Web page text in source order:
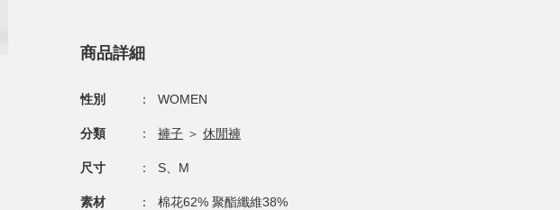
商品詳細
性別 ： WOMEN
分類 ： 褲子 ＞ 休閒褲
尺寸 ： S、M
素材 ： 棉花62% 聚酯纖維38%